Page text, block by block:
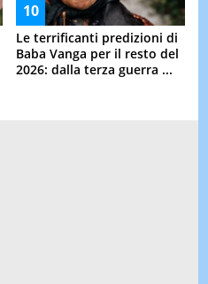
Le terrificanti predizioni di
Baba Vanga per il resto del
2026: dalla terza guerra ...